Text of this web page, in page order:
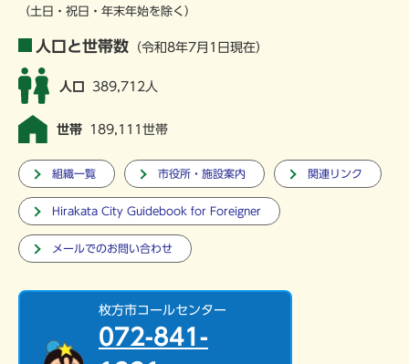
（土日・祝日・年末年始を除く）
人口と世帯数 （令和8年7月1日現在）
人口 389,712人
世帯 189,111世帯
組織一覧 市役所・施設案内 関連リンク
Hirakata City Guidebook for Foreigner
メールでのお問い合わせ
枚方市コールセンター
072-841-